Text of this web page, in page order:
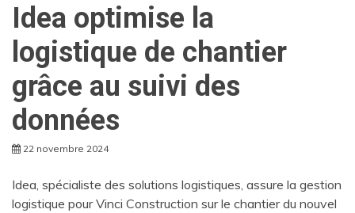
Idea optimise la
logistique de chantier
grâce au suivi des
données
22 novembre 2024
Idea, spécialiste des solutions logistiques, assure la gestion
logistique pour Vinci Construction sur le chantier du nouvel